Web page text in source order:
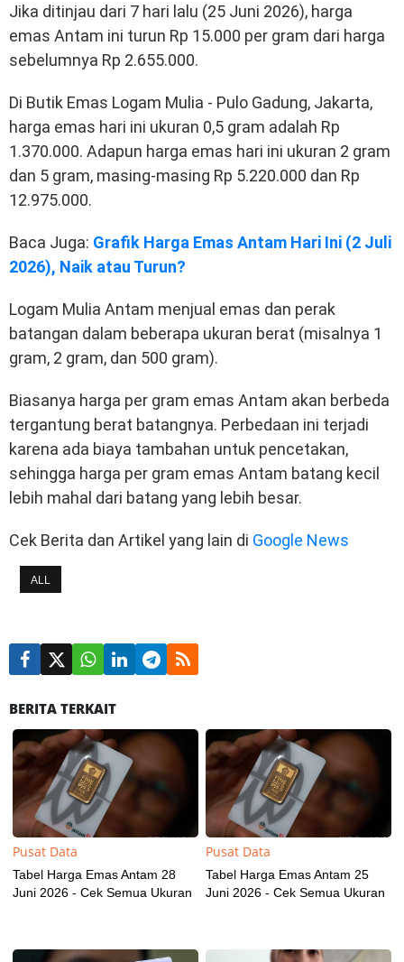
Jika ditinjau dari 7 hari lalu (25 Juni 2026), harga
emas Antam ini turun Rp 15.000 per gram dari harga
sebelumnya Rp 2.655.000.
Di Butik Emas Logam Mulia - Pulo Gadung, Jakarta,
harga emas hari ini ukuran 0,5 gram adalah Rp
1.370.000. Adapun harga emas hari ini ukuran 2 gram
dan 5 gram, masing-masing Rp 5.220.000 dan Rp
12.975.000.
Baca Juga: Grafik Harga Emas Antam Hari Ini (2 Juli
2026), Naik atau Turun?
Logam Mulia Antam menjual emas dan perak
batangan dalam beberapa ukuran berat (misalnya 1
gram, 2 gram, dan 500 gram).
Biasanya harga per gram emas Antam akan berbeda
tergantung berat batangnya. Perbedaan ini terjadi
karena ada biaya tambahan untuk pencetakan,
sehingga harga per gram emas Antam batang kecil
lebih mahal dari batang yang lebih besar.
Cek Berita dan Artikel yang lain di Google News
ALL
BERITA TERKAIT
Pusat Data
Tabel Harga Emas Antam 28
Juni 2026 - Cek Semua Ukuran
Pusat Data
Tabel Harga Emas Antam 25
Juni 2026 - Cek Semua Ukuran